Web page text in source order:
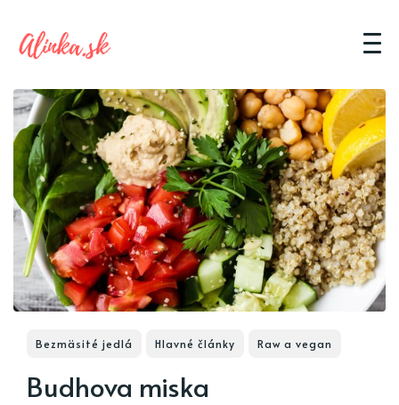
Bezmäsité jedlá Hlavné články Raw a vegan
Budhova miska